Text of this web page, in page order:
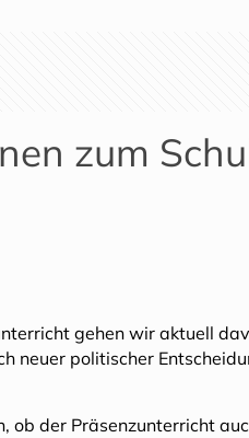
zum
gehen wir aktuell
neuer politischer
ob der Präsenzunterricht